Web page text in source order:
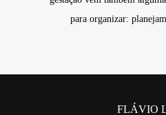
para organizar:
FLÁVIO